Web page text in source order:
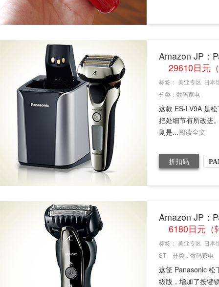
Amazon JP：
29610日元
标签： 美亚专区 日本
分类： 数码家电
这款 ES-LV9A 是
把处细节有所改进
则是...阅读全文
折扣码
Amazon JP：
6180日元（
标签： 美亚专区 日本
ST
分类： 数码家电
这筐 Panasonic 松
级版，增加了按键